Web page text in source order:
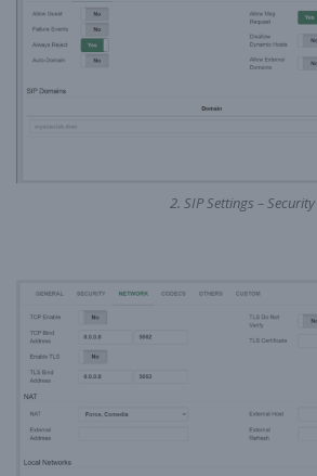
2. SIP Settings – Security